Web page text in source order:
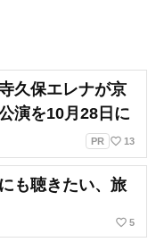
久保エレナが京
演を10月28日に
PR favorite_border 13
も聴きたい、旅
favorite_border 5